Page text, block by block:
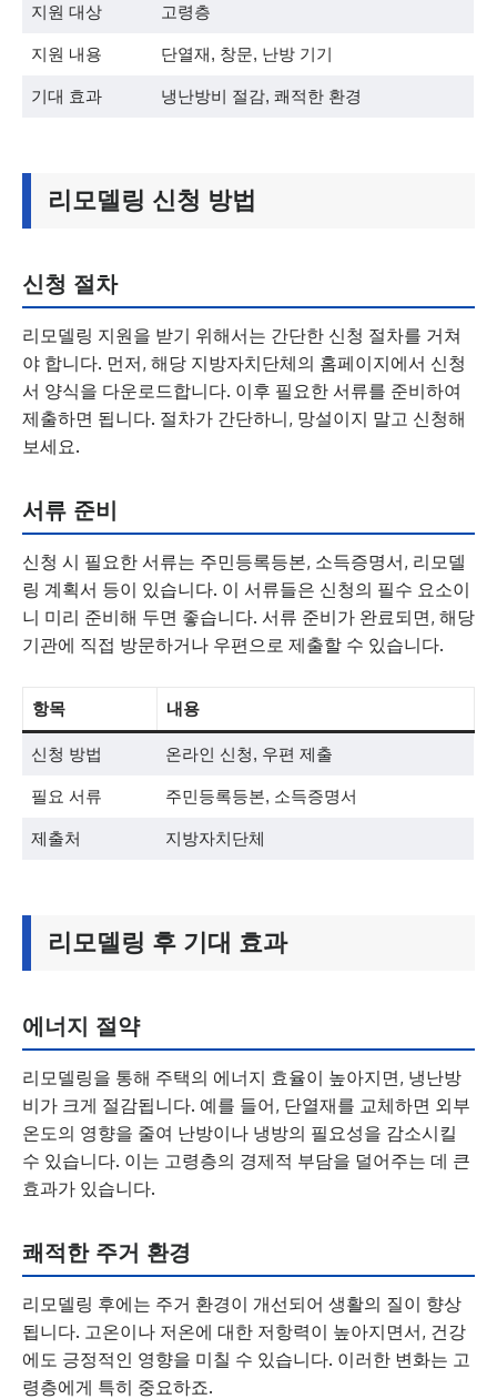
지원 대상 고령층
지원 내용 단열재, 창문, 난방 기기
기대 효과 냉난방비 절감, 쾌적한 환경
리모델링 신청 방법
신청 절차
리모델링 지원을 받기 위해서는 간단한 신청 절차를 거쳐
야 합니다. 먼저, 해당 지방자치단체의 홈페이지에서 신청
서 양식을 다운로드합니다. 이후 필요한 서류를 준비하여
제출하면 됩니다. 절차가 간단하니, 망설이지 말고 신청해
보세요.
서류 준비
신청 시 필요한 서류는 주민등록등본, 소득증명서, 리모델
링 계획서 등이 있습니다. 이 서류들은 신청의 필수 요소이
니 미리 준비해 두면 좋습니다. 서류 준비가 완료되면, 해당
기관에 직접 방문하거나 우편으로 제출할 수 있습니다.
항목 내용
신청 방법 온라인 신청, 우편 제출
필요 서류 주민등록등본, 소득증명서
제출처 지방자치단체
리모델링 후 기대 효과
에너지 절약
리모델링을 통해 주택의 에너지 효율이 높아지면, 냉난방
비가 크게 절감됩니다. 예를 들어, 단열재를 교체하면 외부
온도의 영향을 줄여 난방이나 냉방의 필요성을 감소시킬
수 있습니다. 이는 고령층의 경제적 부담을 덜어주는 데 큰
효과가 있습니다.
쾌적한 주거 환경
리모델링 후에는 주거 환경이 개선되어 생활의 질이 향상
됩니다. 고온이나 저온에 대한 저항력이 높아지면서, 건강
에도 긍정적인 영향을 미칠 수 있습니다. 이러한 변화는 고
령층에게 특히 중요하죠.